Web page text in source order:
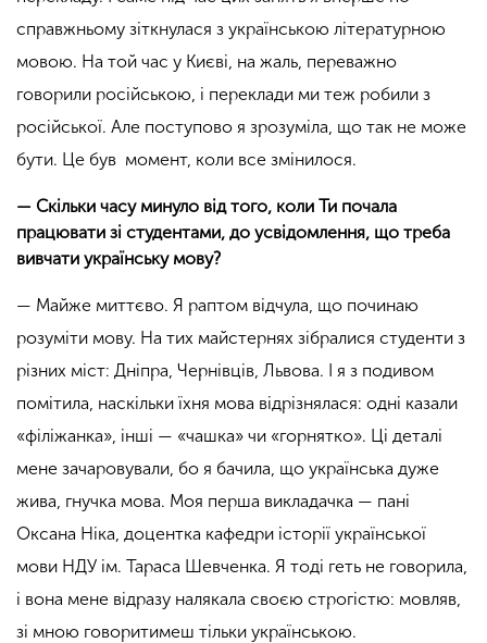
справжньому зіткнулася з українською літературною
мовою. На той час у Києві, на жаль, переважно
говорили російською, і переклади ми теж робили з
російської. Але поступово я зрозуміла, що так не може
бути. Це був момент, коли все змінилося.
— Скільки часу минуло від того, коли Ти почала
працювати зі студентами, до усвідомлення, що треба
вивчати українську мову?
— Майже миттєво. Я раптом відчула, що починаю
розуміти мову. На тих майстернях зібралися студенти з
різних міст: Дніпра, Чернівців, Львова. І я з подивом
помітила, наскільки їхня мова відрізнялася: одні казали
«філіжанка», інші — «чашка» чи «горнятко». Ці деталі
мене зачаровували, бо я бачила, що українська дуже
жива, гнучка мова. Моя перша викладачка — пані
Оксана Ніка, доцентка кафедри історії української
мови НДУ ім. Тараса Шевченка. Я тоді геть не говорила,
і вона мене відразу налякала своєю строгістю: мовляв,
зі мною говоритимеш тільки українською.